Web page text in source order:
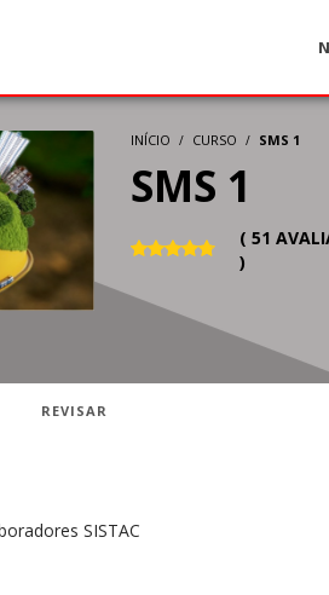
INÍCIO CURSO SMS 1
SMS 1
( 51
)
REVISAR
SISTAC